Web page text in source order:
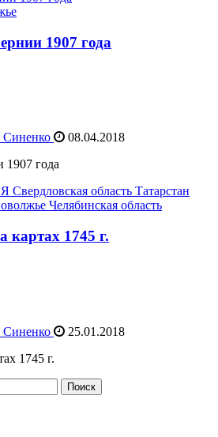
1907 года
Синенко
08.04.2018
1907 года
Свердловская область Татарстан
Челябинская область
картах 1745 г.
Синенко
25.01.2018
1745 г.